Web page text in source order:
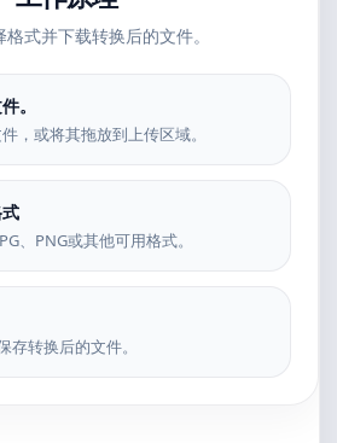
式并下载转换后的文件。
。
，或将其拖放到上传区域。
、PNG或其他可用格式。
存转换后的文件。